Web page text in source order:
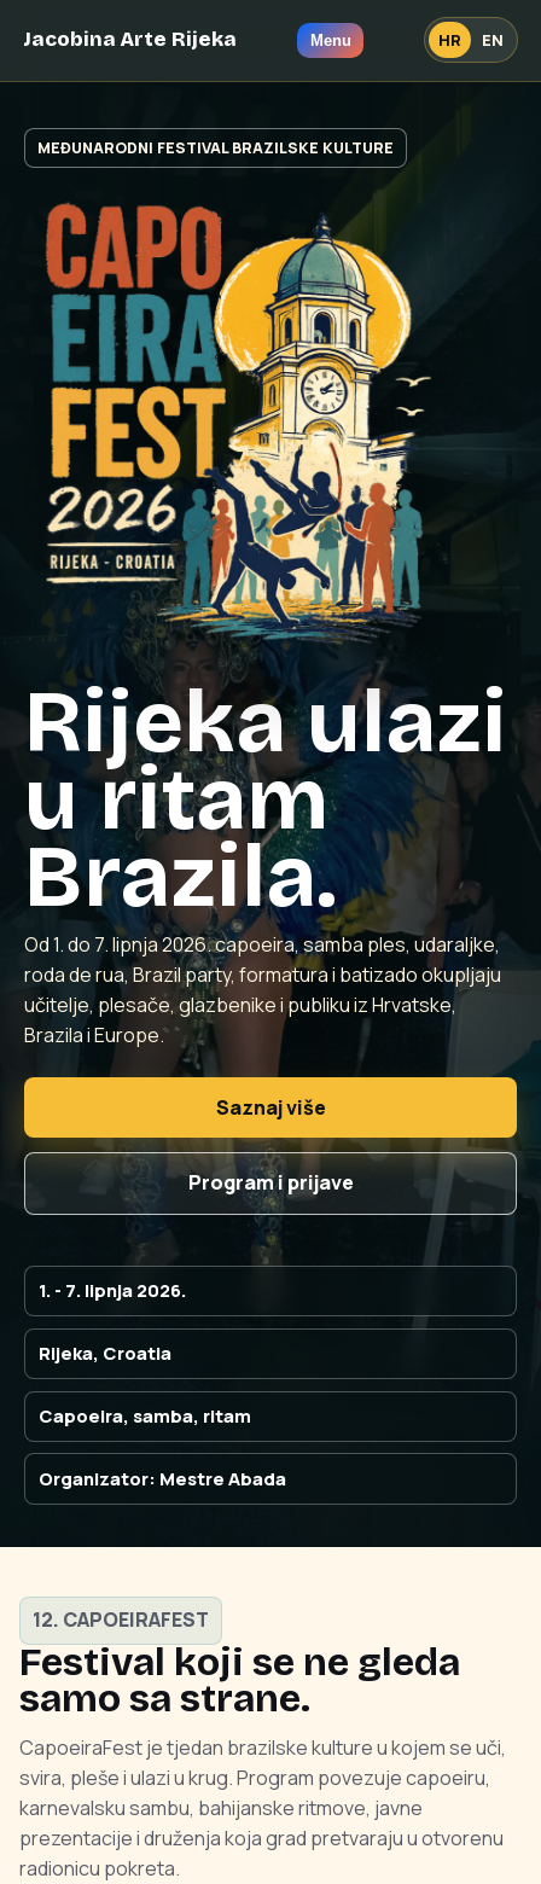
Jacobina Arte Rijeka Menu HR EN
MEĐUNARODNI FESTIVAL BRAZILSKE KULTURE
Rijeka ulazi
u ritam
Brazila.
Od 1. do 7. lipnja 2026. capoeira, samba ples, udaraljke,
roda de rua, Brazil party, formatura i batizado okupljaju
učitelje, plesače, glazbenike i publiku iz Hrvatske,
Brazila i Europe.
Saznaj više
Program i prijave
1. - 7. lipnja 2026.
Rijeka, Croatia
Capoeira, samba, ritam
Organizator: Mestre Abada
12. CAPOEIRAFEST
Festival koji se ne gleda
samo sa strane.
CapoeiraFest je tjedan brazilske kulture u kojem se uči,
svira, pleše i ulazi u krug. Program povezuje capoeiru,
karnevalsku sambu, bahijanske ritmove, javne
prezentacije i druženja koja grad pretvaraju u otvorenu
radionicu pokreta.